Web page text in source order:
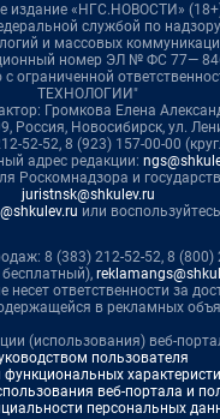
издание «НГС.НОВОСТИ»
службой по
и массовых
номер ЭЛ № ФС 77—
с ограниченной
ТЕХНОЛОГИИ"
Громкова Елена
Россия, Новосибирск, ул.
52-52, 8 (923) 157-00-00
адрес редакции:
Роскомнадзора и
juristnsk@shkulev.ru
или воспользуйтесь
8 (383) 212-52-52, 8 (800)
бесплатный),
несет ответственности за
в рекламных
(использования) веб-
пользователя
веб-портала и
персональных